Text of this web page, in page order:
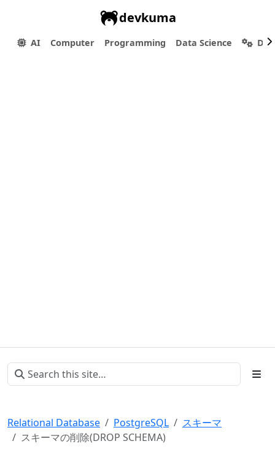
devkuma
AI Computer Programming Data Science
Relational Database PostgreSQL
スキーマ
スキーマの削除(DROP SCHEMA)